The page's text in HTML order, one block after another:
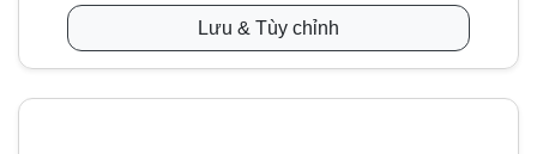
Lưu & Tùy chỉnh